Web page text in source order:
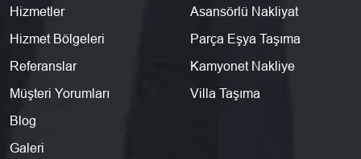
Hizmetler
Hizmet Bölgeleri
Referanslar
Müşteri Yorumları
Blog
Galeri
Asansörlü Nakliyat
Parça Eşya Taşıma
Kamyonet Nakliye
Villa Taşıma